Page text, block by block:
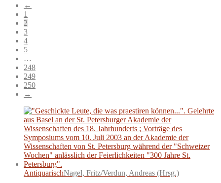
←
1
2
3
4
5
…
248
249
250
→
AntiquarischNagel, Fritz/Verdun, Andreas (Hrsg.)